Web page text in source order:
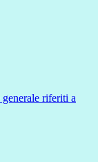
riferiti a